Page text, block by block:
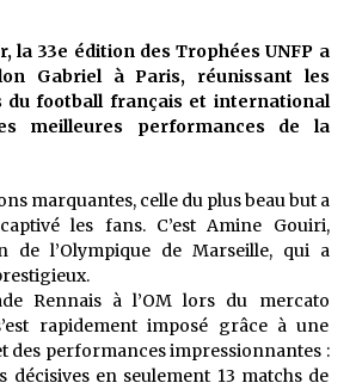
Gendarmerie nationale lance ses comptes
sur les réseaux sociaux
semaine ago
aux voyages à l’étranger
1 semaine ago
service à partir du 1er août prochain :
de la plateforme numérique dédiée
semaines ago
la 33e édition des Trophées UNFP a
Gabriel à Paris, réunissant les
du football français et international
meilleures performances de la
marquantes, celle du plus beau but a
les fans. C’est Amine Gouiri,
de l’Olympique de Marseille, qui a
Rennais à l’OM lors du mercato
rapidement imposé grâce à une
des performances impressionnantes :
décisives en seulement 13 matchs de